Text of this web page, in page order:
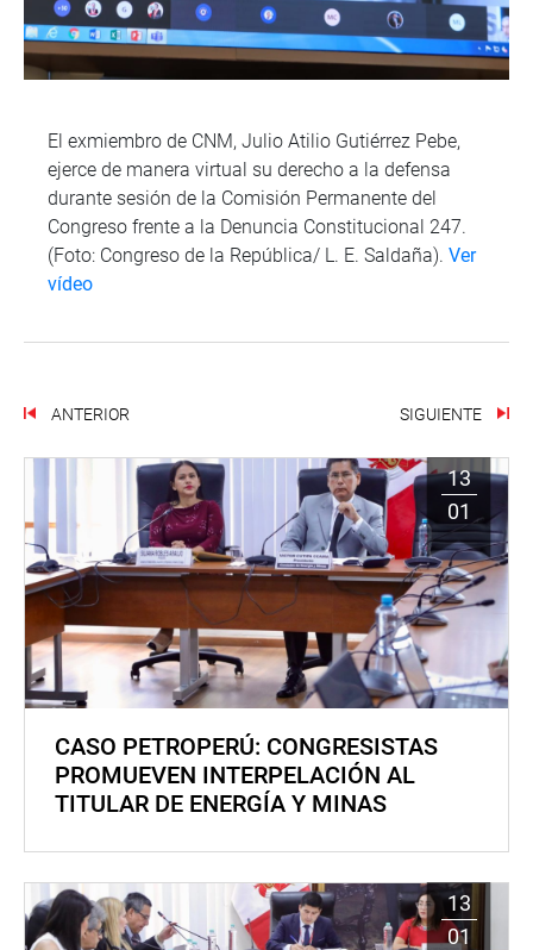
El exmiembro de CNM, Julio Atilio Gutiérrez Pebe,
ejerce de manera virtual su derecho a la defensa
durante sesión de la Comisión Permanente del
Congreso frente a la Denuncia Constitucional 247.
(Foto: Congreso de la República/ L. E. Saldaña). Ver
vídeo
ANTERIOR SIGUIENTE
13
01
CASO PETROPERÚ: CONGRESISTAS
PROMUEVEN INTERPELACIÓN AL
TITULAR DE ENERGÍA Y MINAS
13
01